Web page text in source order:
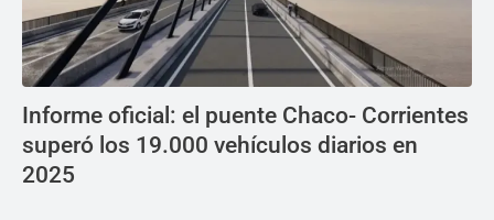
Informe oficial: el puente Chaco- Corrientes
superó los 19.000 vehículos diarios en
2025